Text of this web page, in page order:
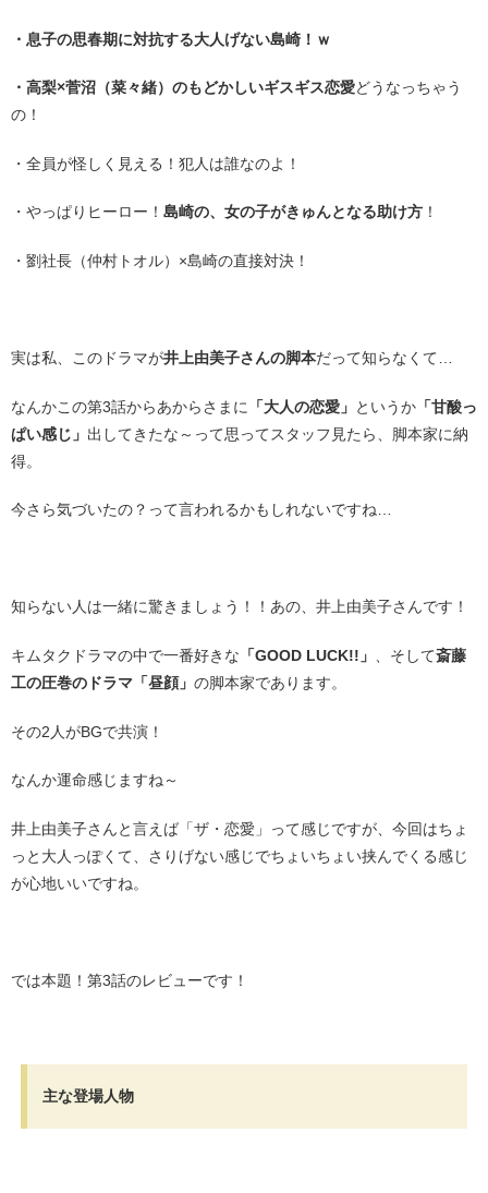
・息子の思春期に対抗する大人げない島崎！ｗ
・高梨×菅沼（菜々緒）のもどかしいギスギス恋愛どうなっちゃう
の！
・全員が怪しく見える！犯人は誰なのよ！
・やっぱりヒーロー！ 島崎の、女の子がきゅんとなる助け方 ！
・劉社長（仲村トオル）×島崎の直接対決！
実は私、このドラマが井上由美子さんの脚本だって知らなくて…
なんかこの第3話からあからさまに 「大人の恋愛」 というか 「甘酸っ
ぱい感じ」 出してきたな～って思ってスタッフ見たら、脚本家に納
得。
今さら気づいたの？って言われるかもしれないですね…
知らない人は一緒に驚きましょう！！あの、井上由美子さんです！
キムタクドラマの中で一番好きな 「GOOD LUCK!!」 、そして斎藤
工の圧巻のドラマ「昼顔」 の脚本家であります。
その2人がBGで共演！
なんか運命感じますね～
井上由美子さんと言えば「ザ・恋愛」って感じですが、今回はちょ
っと大人っぽくて、さりげない感じでちょいちょい挟んでくる感じ
が心地いいですね。
では本題！第3話のレビューです！
主な登場人物